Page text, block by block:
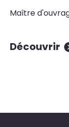
Maître
Découvrir